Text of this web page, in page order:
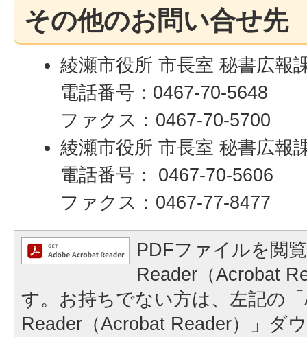
その他のお問い合せ先
綾瀬市役所 市長室 秘書広報
電話番号：0467-70-5648
ファクス：0467-70-5700
綾瀬市役所 市長室 秘書広報
電話番号： 0467-70-5606
ファクス：0467-77-8477
PDFファイルを閲
Reader（Acrobat
す。お持ちでない方は、左記の
Reader（Acrobat Reader）」ダ